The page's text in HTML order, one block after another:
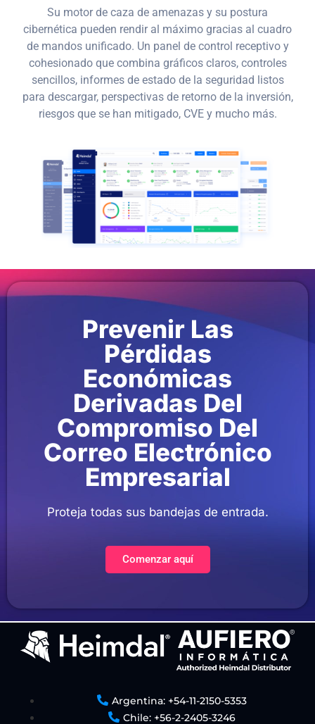
Su motor de caza de amenazas y su postura
cibernética pueden rendir al máximo gracias al cuadro
de mandos unificado. Un panel de control receptivo y
cohesionado que combina gráficos claros, controles
sencillos, informes de estado de la seguridad listos
para descargar, perspectivas de retorno de la inversión,
riesgos que se han mitigado, CVE y mucho más.
Prevenir Las
Pérdidas
Económicas
Derivadas Del
Compromiso Del
Correo Electrónico
Empresarial
Proteja todas sus bandejas de entrada.
Comenzar aquí
Argentina: +54-11-2150-5353
Chile: +56-2-2405-3246